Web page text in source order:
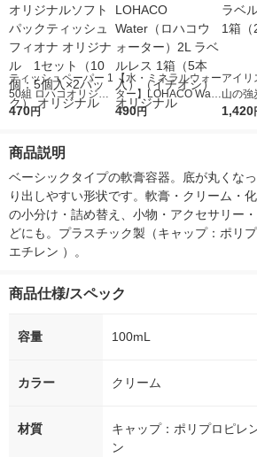
ティッシュペーパー 1
50組 ロハコオリジナ
ルソフトパックティッ
個：5個入×2パック）
オリジナル
470円
【水・ミネラルウォー
ター】LOHACO Wate
r（ロハコウォータ
490円
アイリ
山の強
レス
1,420
商品説明
ベーシックタイプの軟膏容器。底が丸くな
り出しやすい形状です。軟膏・クリーム・
の小分け・詰め替え、小物・アクセサリー
どにも。プラスチック製（キャップ：ポリ
エチレン ）。
商品仕様/スペック
容量 100mL
カラー クリーム
材質
キャップ：ポリプロピレ
ン